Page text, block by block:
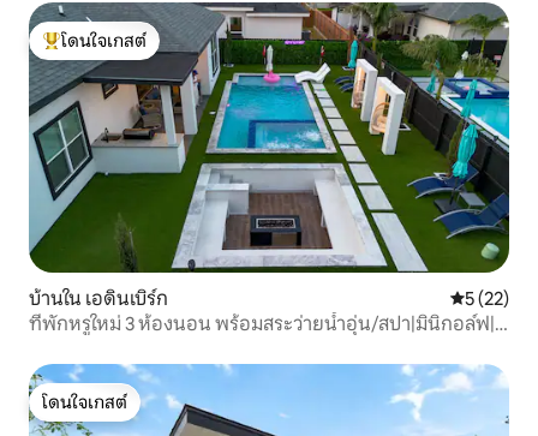
โดนใจเกสต์ที่สุด
โดนใจเกสต์
บ้านใน เอดินเบิร์ก คะแนนเฉลี่
5 (22)
ที่พักหรูใหม่ 3 ห้องนอน พร้อมสระว่ายน้ำอุ่น/สปา|มินิกอล์ฟ|
โดนใจเกสต์
โดนใจเกสต์